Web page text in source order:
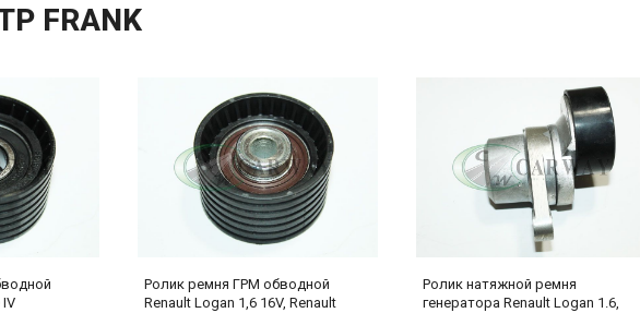
FRANK
IV
Ролик ремня ГРМ обводной
Renault Logan 1,6 16V, Renault
Ролик натяжной ремня
генератора Renault Logan 1.6,